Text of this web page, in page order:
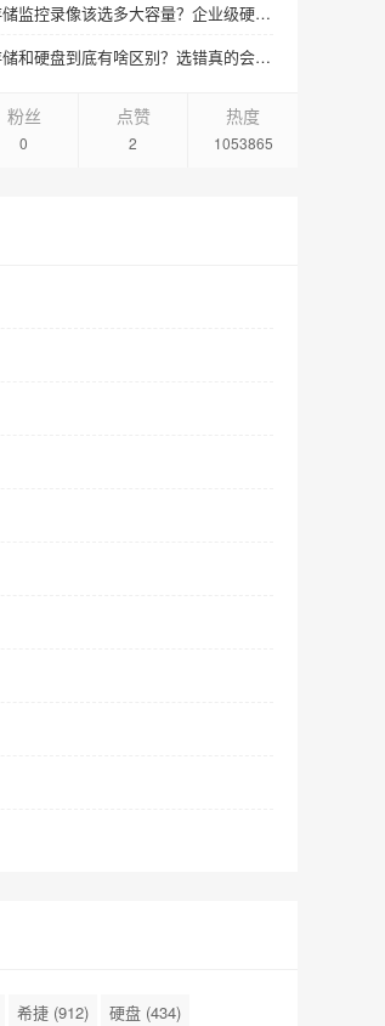
2026年NAS存储监控录像该选多大容量？企业级硬盘怎么搭配才划算？
2026年NAS存储和硬盘到底有啥区别？选错真的会后悔吗？
粉丝
0
点赞
2
热度
1053865
希捷 (912) 硬盘 (434)